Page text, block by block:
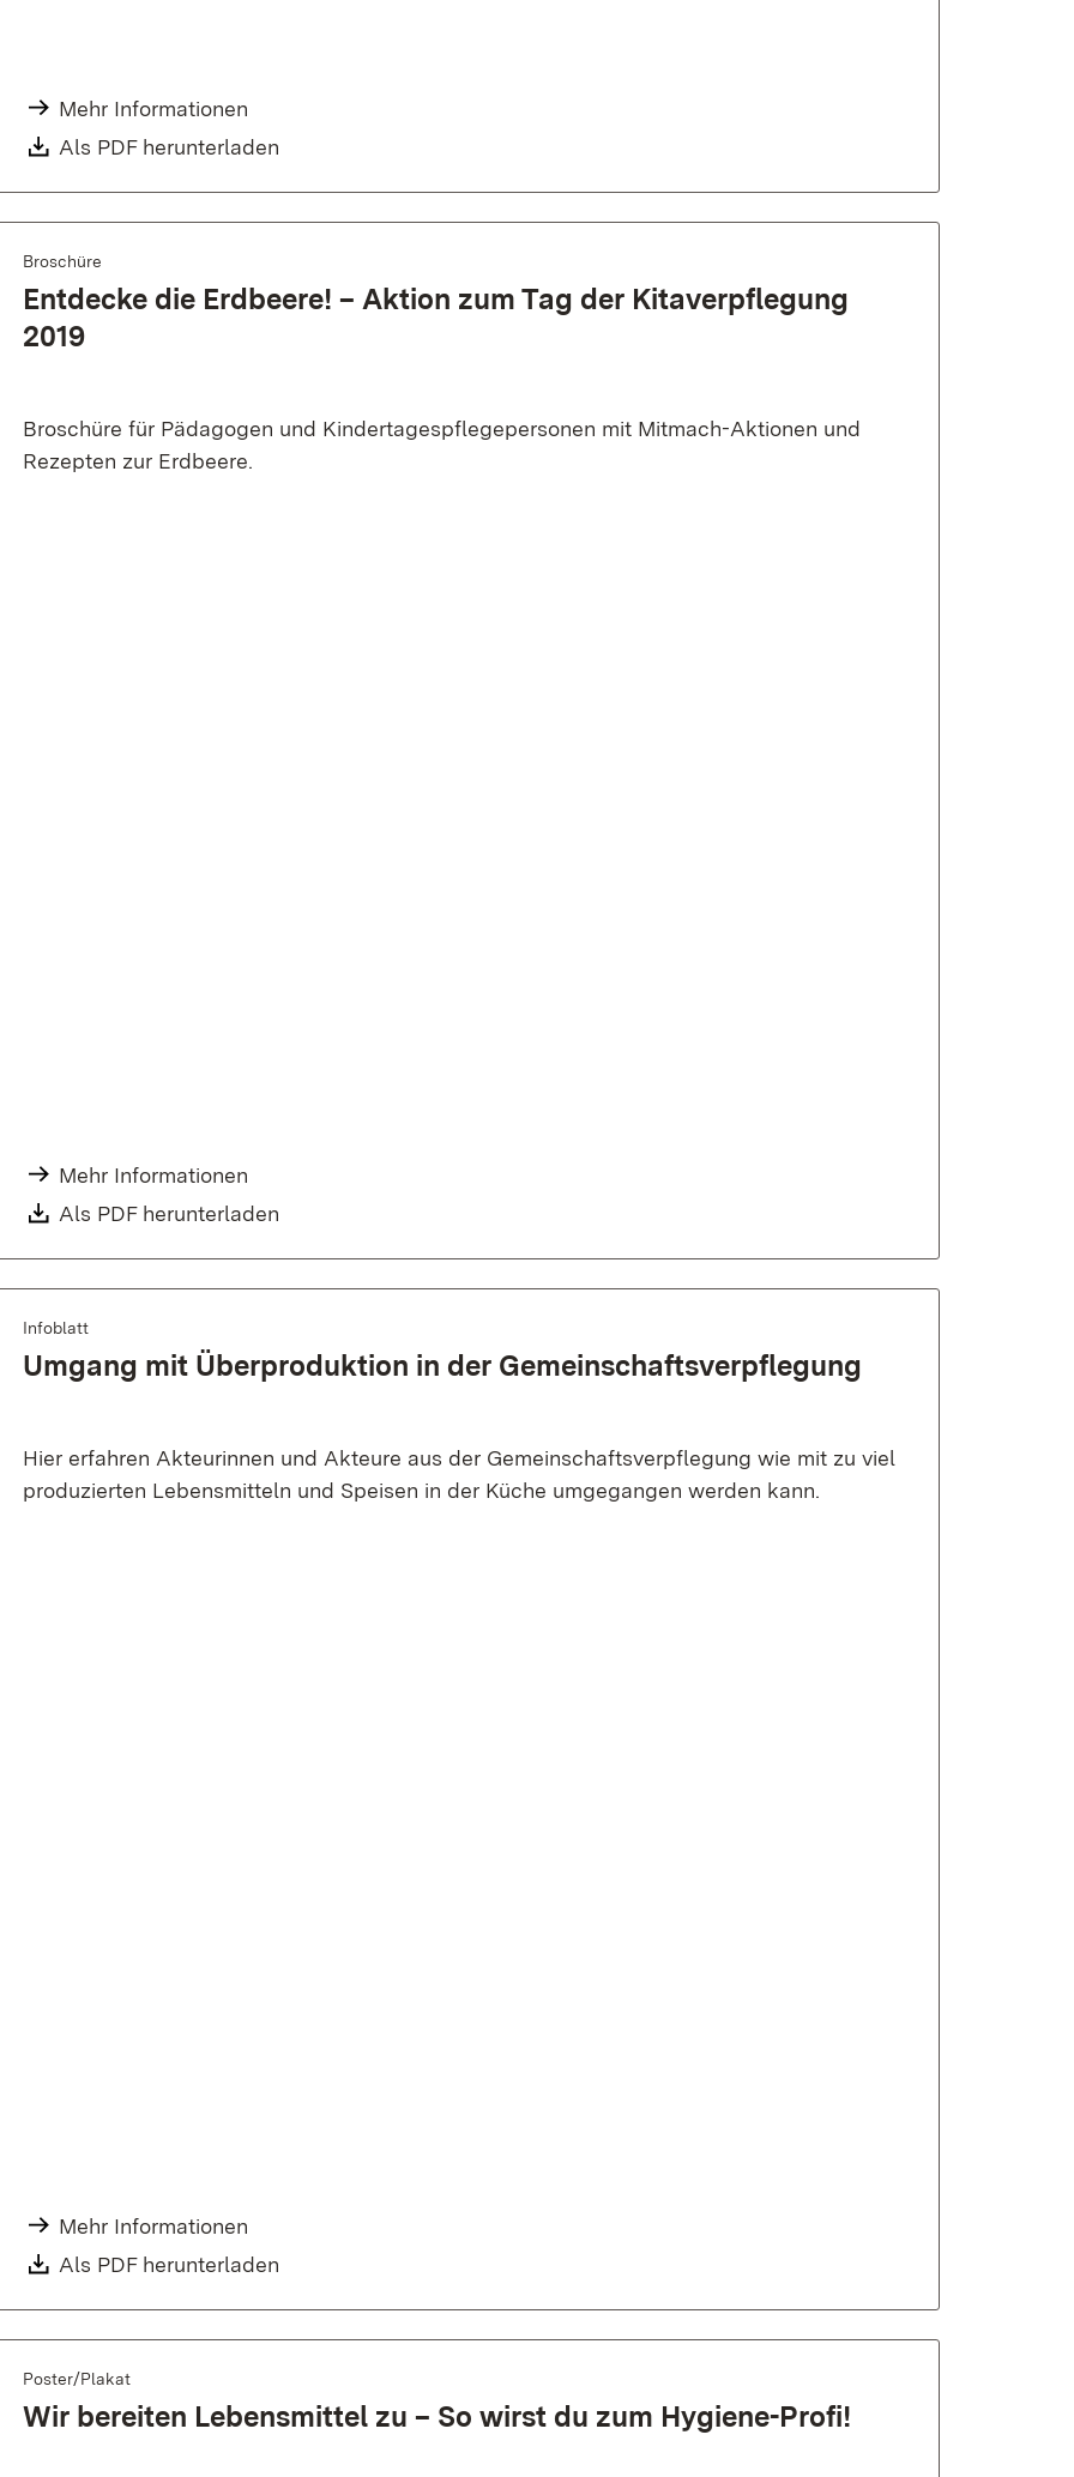
Mehr Informationen
Als PDF herunterladen
Broschüre
Entdecke die Erdbeere! – Aktion zum Tag der Kitaverpflegung
2019
Broschüre für Pädagogen und Kindertagespflegepersonen mit Mitmach-Aktionen und
Rezepten zur Erdbeere.
Mehr Informationen
Als PDF herunterladen
Infoblatt
Umgang mit Über­produktion in der Gemein­schafts­verpflegung
Hier erfahren Akteurinnen und Akteure aus der Gemeinschaftsverpflegung wie mit zu viel
produzierten Lebensmitteln und Speisen in der Küche umgegangen werden kann.
Mehr Informationen
Als PDF herunterladen
Poster/Plakat
Wir bereiten Lebensmittel zu – So wirst du zum Hygiene-Profi!